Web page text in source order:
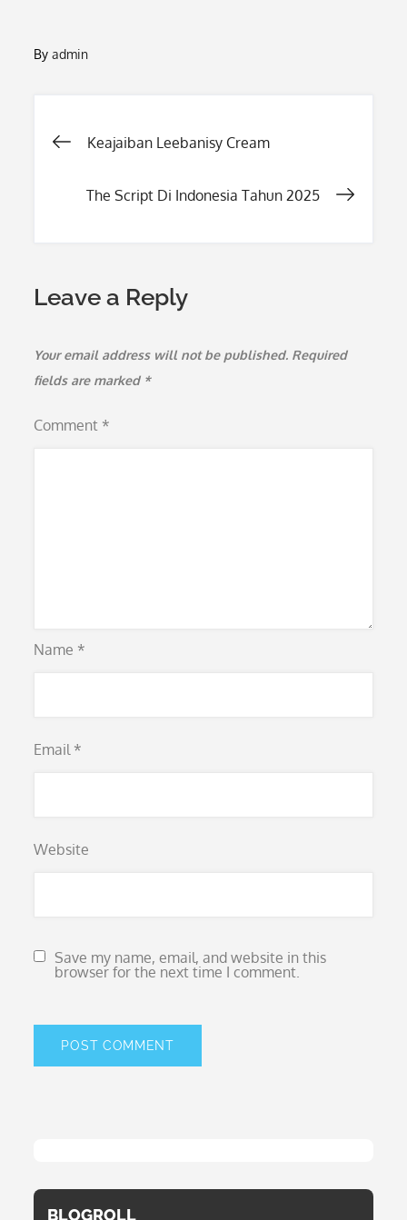
Byadmin
Post
navigation
Keajaiban Leebanisy Cream
The Script Di Indonesia Tahun 2025
Leave a Reply
Your email address will not be published. Required
fields are marked *
Comment *
Name *
Email *
Website
Save my name, email, and website in this
browser for the next time I comment.
BLOGROLL